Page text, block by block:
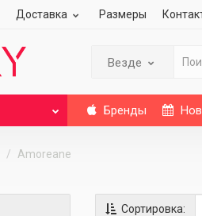
Доставка Размеры
Везде
Бренды
Amoreane
Сортировка: